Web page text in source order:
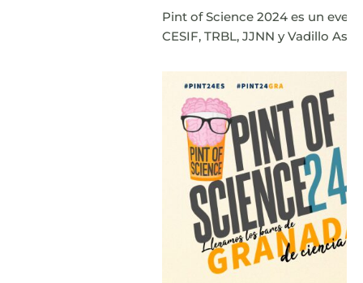
Pint of Science 2024 es un
CESIF, TRBL, JJNN y Vadillo